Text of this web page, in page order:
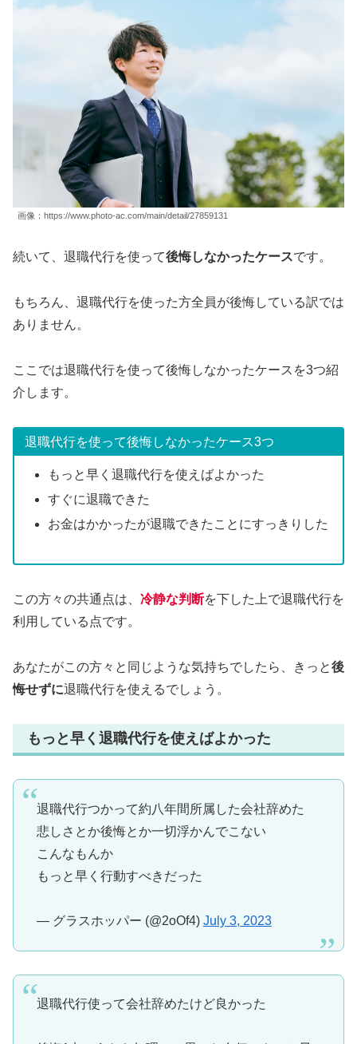
画像：https://www.photo-ac.com/main/detail/27859131
続いて、退職代行を使って後悔しなかったケースです。
もちろん、退職代行を使った方全員が後悔している訳では
ありません。
ここでは退職代行を使って後悔しなかったケースを3つ紹
介します。
退職代行を使って後悔しなかったケース3つ
もっと早く退職代行を使えばよかった
すぐに退職できた
お金はかかったが退職できたことにすっきりした
この方々の共通点は、 冷静な判断を下した上で退職代行を
利用している点です。
あなたがこの方々と同じような気持ちでしたら、きっと後
悔せずに退職代行を使えるでしょう。
もっと早く退職代行を使えばよかった
退職代行つかって約八年間所属した会社辞めた
悲しさとか後悔とか一切浮かんでこない
こんなもんか
もっと早く行動すべきだった
— グラスホッパー (@2oOf4) July 3, 2023
退職代行使って会社辞めたけど良かった